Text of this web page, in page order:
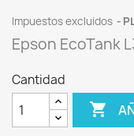
Impuestos excluidos
Epson EcoTank
Cantidad
